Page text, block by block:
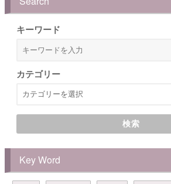
キーワード
カテゴリー
検索
Key Word